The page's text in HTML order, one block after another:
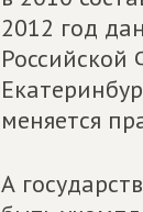
2012 год
Российской
меняется
А